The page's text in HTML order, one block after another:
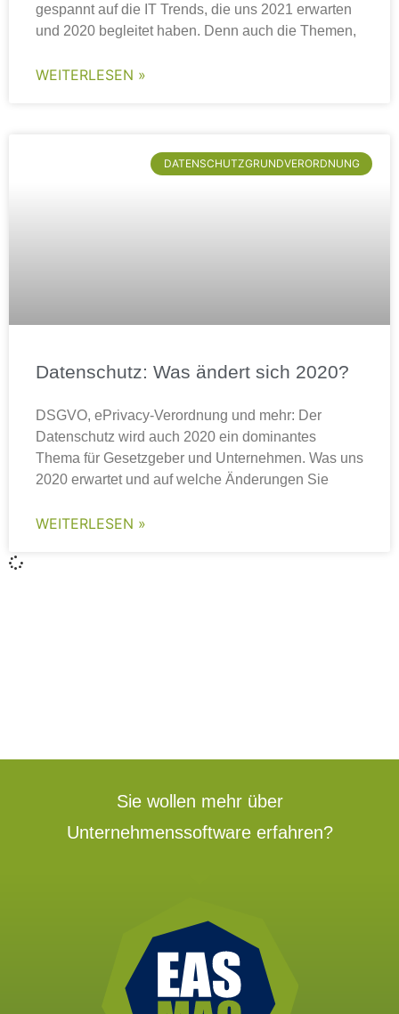
gespannt auf die IT Trends, die uns 2021 erwarten
und 2020 begleitet haben. Denn auch die Themen,
WEITERLESEN »
DATENSCHUTZGRUNDVERORDNUNG
Datenschutz: Was ändert sich 2020?
DSGVO, ePrivacy-Verordnung und mehr: Der
Datenschutz wird auch 2020 ein dominantes
Thema für Gesetzgeber und Unternehmen. Was uns
2020 erwartet und auf welche Änderungen Sie
WEITERLESEN »
Sie wollen mehr über
Unternehmenssoftware erfahren?